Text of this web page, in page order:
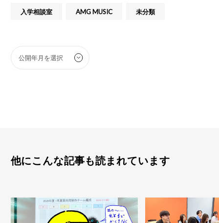
入学相談室 AMG MUSIC 未分類
他にこんな記事も読まれています